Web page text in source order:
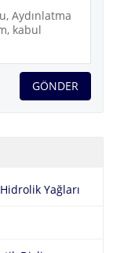
Aydınlatma
kabul
GÖNDER
Yağları